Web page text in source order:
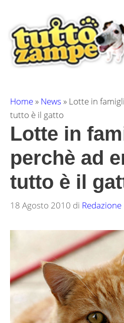
contenuto
Home» News » Lotte in
tutto è il gatto
Lotte in
perchè ad
tutto è il
18 Agosto 2010 di Redazione